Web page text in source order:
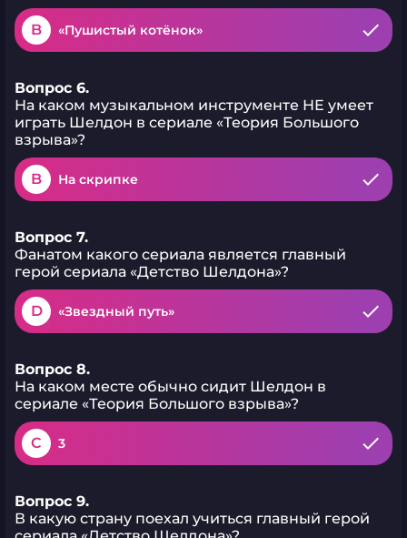
B «Пушистый котёнок»
Вопрос 6.
На каком музыкальном инструменте НЕ умеет
играть Шелдон в сериале «Теория Большого
взрыва»?
B На скрипке
Вопрос 7.
Фанатом какого сериала является главный
герой сериала «Детство Шелдона»?
D «Звездный путь»
Вопрос 8.
На каком месте обычно сидит Шелдон в
сериале «Теория Большого взрыва»?
C 3
Вопрос 9.
В какую страну поехал учиться главный герой